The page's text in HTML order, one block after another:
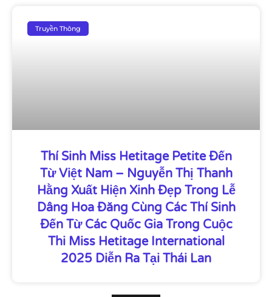
Truyền Thông
Thí Sinh Miss Hetitage Petite Đến
Từ Việt Nam – Nguyễn Thị Thanh
Hằng Xuất Hiện Xinh Đẹp Trong Lễ
Dâng Hoa Đăng Cùng Các Thí Sinh
Đến Từ Các Quốc Gia Trong Cuộc
Thi Miss Hetitage International
2025 Diễn Ra Tại Thái Lan